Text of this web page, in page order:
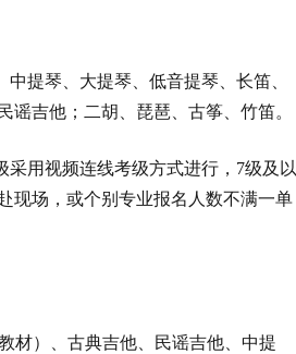
提琴、大提琴、低音提琴、长笛、
吉他；二胡、琵琶、古筝、竹笛。
用视频连线考级方式进行，7级及以
现场，或个别专业报名人数不满一单
材）、古典吉他、民谣吉他、中提